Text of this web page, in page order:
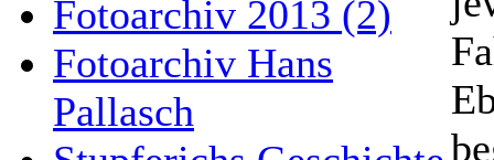
Fotoarchiv 2013 (2)
Fotoarchiv Hans
Pallasch